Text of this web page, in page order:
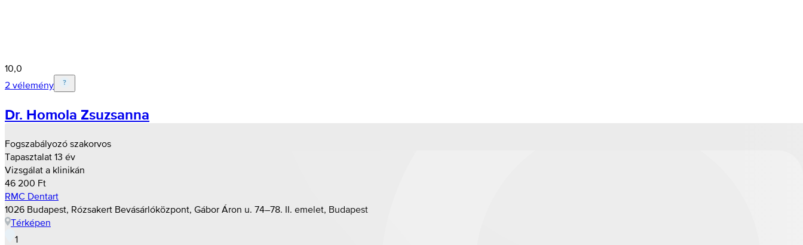
10,0
2 vélemény
Dr. Homola Zsuzsanna
Fogszabályozó szakorvos
Tapasztalat 13 év
Vizsgálat a klinikán
46 200 Ft
RMC Dentart
1026 Budapest, Rózsakert Bevásárlóközpont, Gábor Áron u. 74–78. II. emelet, Budapest
Térképen
1